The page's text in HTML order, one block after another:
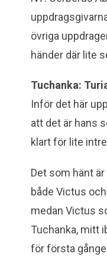
övriga
händer där lite
Tuchanka:
Inför det här
att det är hans
klart för lite
Det som hänt
både Victus
medan Victus
Tuchanka, mitt
för första